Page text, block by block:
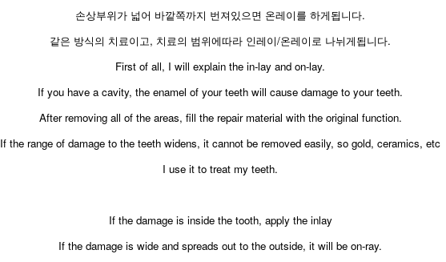
손상부위가 넓어 바깥쪽까지 번져있으면 온레이를 하게됩니다.
같은 방식의 치료이고, 치료의 범위에따라 인레이/온레이로 나뉘게됩니다.
​First of all, I will explain the in-lay and on-lay.
If you have a cavity, the enamel of your teeth will cause damage to your teeth.
After removing all of the areas, fill the repair material with the original function.
If the range of damage to the teeth widens, it cannot be removed easily, so gold, ceramics, etc
I use it to treat my teeth.
If the damage is inside the tooth, apply the inlay
If the damage is wide and spreads out to the outside, it will be on-ray.